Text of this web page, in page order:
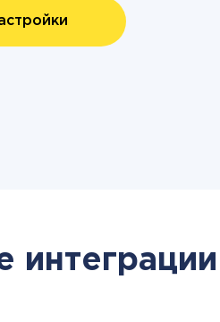
интеграции